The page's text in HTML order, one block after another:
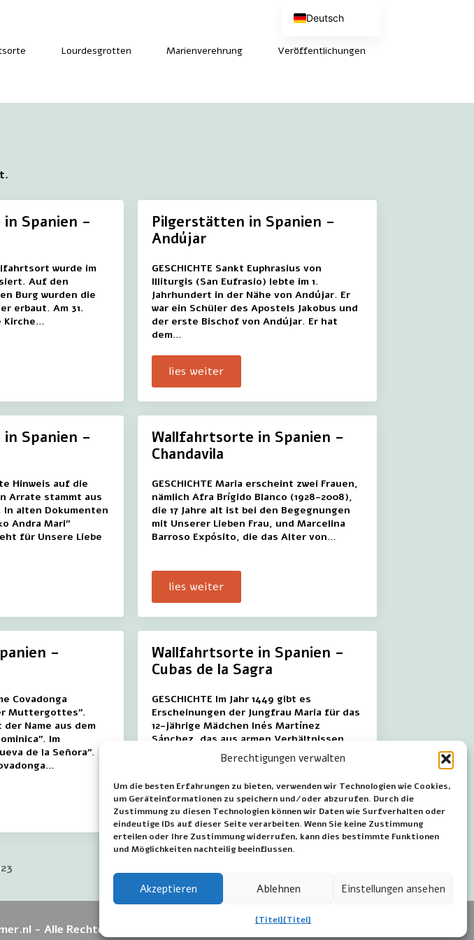
Berechtigungen verwalten
Um die besten Erfahrungen zu bieten, verwenden wir Technologien wie Cookies,
um Geräteinformationen zu speichern und/oder abzurufen. Durch die
Zustimmung zu diesen Technologien können wir Daten wie Surfverhalten oder
eindeutige IDs auf dieser Seite verarbeiten. Wenn Sie keine Zustimmung
erteilen oder Ihre Zustimmung widerrufen, kann dies bestimmte Funktionen
und Möglichkeiten nachteilig beeinflussen.
Akzeptieren Ablehnen Einstellungen ansehen
{Titel}{Titel}
Lourdesgrotten Marienverehrung Veröffentlichungen
Spanien –
wurde im
Auf den
Burg wurden die
erbaut. Am 31.
Kirche…
Pilgerstätten in Spanien –
Andújar
GESCHICHTE Sankt Euphrasius von
Illiturgis (San Eufrasio) lebte im 1.
Jahrhundert in der Nähe von Andújar. Er
war ein Schüler des Apostels Jakobus und
der erste Bischof von Andújar. Er hat
dem…
lies weiter
Spanien –
Hinweis auf die
Arrate stammt aus
In alten Dokumenten
Andra Mari”
für Unsere Liebe
Wallfahrtsorte in Spanien –
Chandavila
GESCHICHTE Maria erscheint zwei Frauen,
nämlich Afra Brígido Blanco (1928-2008),
die 17 Jahre alt ist bei den Begegnungen
mit Unserer Lieben Frau, und Marcelina
Barroso Expósito, die das Alter von…
lies weiter
–
Covadonga
Muttergottes”.
Name aus dem
Im
de la Señora”.
Wallfahrtsorte in Spanien –
Cubas de la Sagra
GESCHICHTE Im Jahr 1449 gibt es
Erscheinungen der Jungfrau Maria für das
12-jährige Mädchen Inés Martínez
Sánchez, das aus armen Verhältnissen
stammt und ihren Eltern hilft, indem sie
Schweine hütet. Insgesamt…
lies weiter
23
- Alle Rechte vorbehalten
Deutsch
English (UK)